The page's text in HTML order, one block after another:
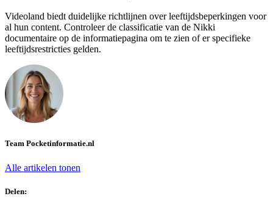
Videoland biedt duidelijke richtlijnen over leeftijdsbeperkingen voor
al hun content. Controleer de classificatie van de Nikki
documentaire op de informatiepagina om te zien of er specifieke
leeftijdsrestricties gelden.
Team Pocketinformatie.nl
Alle artikelen tonen
Delen: